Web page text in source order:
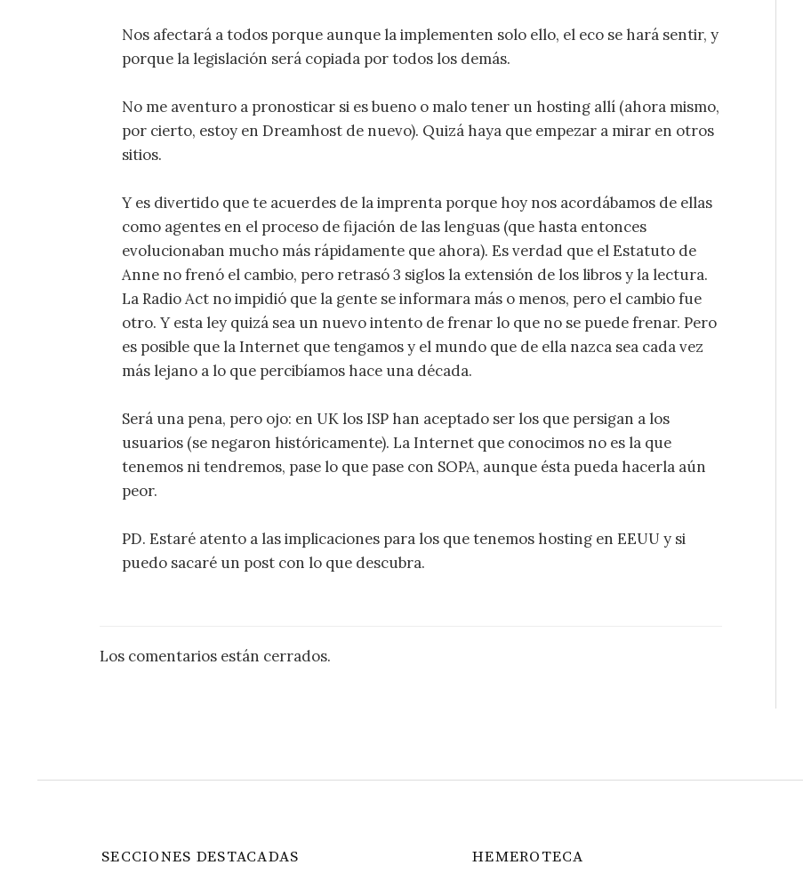
Nos afectará a todos porque aunque la implementen solo ello, el eco se hará sentir, y
porque la legislación será copiada por todos los demás.
No me aventuro a pronosticar si es bueno o malo tener un hosting allí (ahora mismo,
por cierto, estoy en Dreamhost de nuevo). Quizá haya que empezar a mirar en otros
sitios.
Y es divertido que te acuerdes de la imprenta porque hoy nos acordábamos de ellas
como agentes en el proceso de fijación de las lenguas (que hasta entonces
evolucionaban mucho más rápidamente que ahora). Es verdad que el Estatuto de
Anne no frenó el cambio, pero retrasó 3 siglos la extensión de los libros y la lectura.
La Radio Act no impidió que la gente se informara más o menos, pero el cambio fue
otro. Y esta ley quizá sea un nuevo intento de frenar lo que no se puede frenar. Pero
es posible que la Internet que tengamos y el mundo que de ella nazca sea cada vez
más lejano a lo que percibíamos hace una década.
Será una pena, pero ojo: en UK los ISP han aceptado ser los que persigan a los
usuarios (se negaron históricamente). La Internet que conocimos no es la que
tenemos ni tendremos, pase lo que pase con SOPA, aunque ésta pueda hacerla aún
peor.
PD. Estaré atento a las implicaciones para los que tenemos hosting en EEUU y si
puedo sacaré un post con lo que descubra.
Los comentarios están cerrados.
SECCIONES DESTACADAS HEMEROTECA